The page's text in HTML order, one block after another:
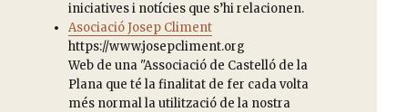
iniciatives i notícies que s’hi relacionen.
Asociació Josep Climent
https://www.josepcliment.org
Web de una "Associació de Castelló de la
Plana que té la finalitat de fer cada volta
més normal la utilització de la nostra